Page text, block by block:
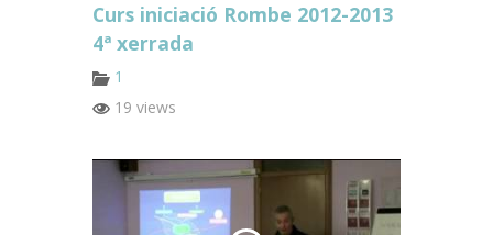
Curs iniciació Rombe 2012-2013
4ª xerrada
1
19 views